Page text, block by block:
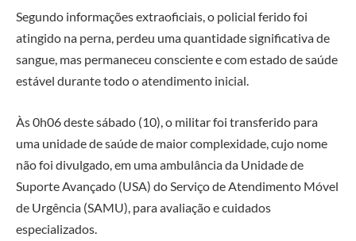
Segundo informações extraoficiais, o policial ferido foi
atingido na perna, perdeu uma quantidade significativa de
sangue, mas permaneceu consciente e com estado de saúde
estável durante todo o atendimento inicial.
Às 0h06 deste sábado (10), o militar foi transferido para
uma unidade de saúde de maior complexidade, cujo nome
não foi divulgado, em uma ambulância da Unidade de
Suporte Avançado (USA) do Serviço de Atendimento Móvel
de Urgência (SAMU), para avaliação e cuidados
especializados.